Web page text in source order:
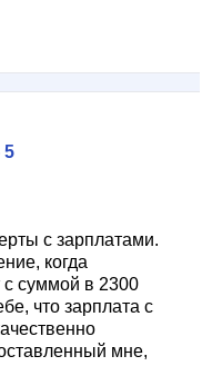
5
с зарплатами.
когда
суммой в 2300
что зарплата с
мне,